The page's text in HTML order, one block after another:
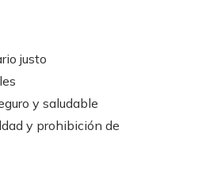
justo
y saludable
y prohibición de